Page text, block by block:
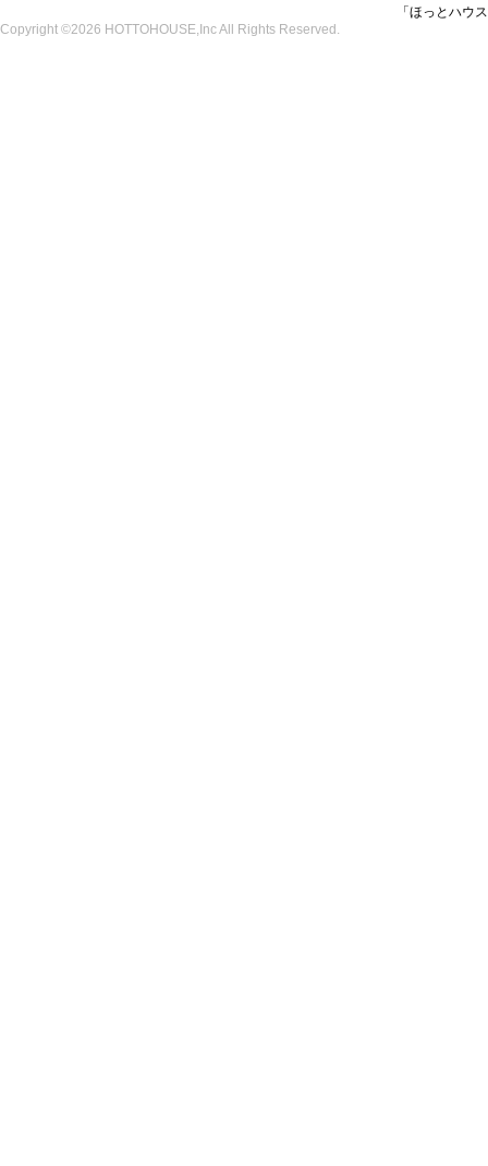
「ほっとハウ
Copyright ©2026 HOTTOHOUSE,Inc All Rights Reserved.